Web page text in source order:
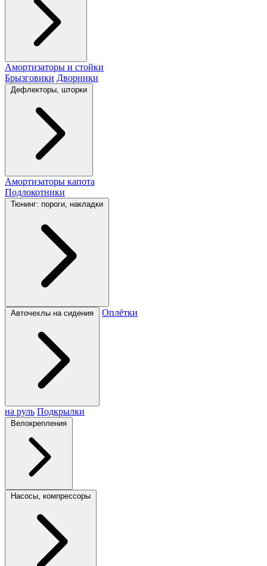
Амортизаторы и стойки
Брызговики Дворники
Дефлекторы, шторки
Амортизаторы капота
Подлокотники
Тюнинг: пороги, накладки
Авточехлы на сидения Оплётки
на руль Подкрылки
Велокрепления
Насосы, компрессоры